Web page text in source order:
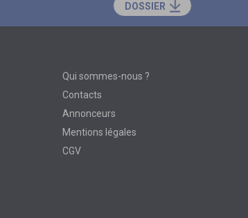
DOSSIER
Qui sommes-nous ?
Contacts
Annonceurs
Mentions légales
CGV